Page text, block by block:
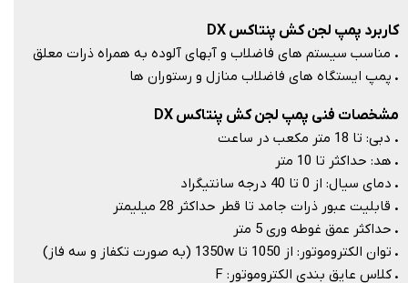
مشخصات فنی پمپ لجن کش پنتاکس DX
. دبی: تا 18 متر مکعب در ساعت
. هد: حداکثر تا 10 متر
. دمای سیال: از 0 تا 40 درجه سانتیگراد
. قابلیت عبور ذرات جامد تا قطر حداکثر 28 میلیمتر
. حداکثر عمق غوطه وری 5 متر
. توان الکتروموتور: از 1050 تا 1350w (به صورت تکفاز و سه فاز)
. کلاس عایق بندی الکتروموتور: F
کاربرد پمپ لجن کش پنتاکس DX
. مناسب سیستم های فاضلاب و آبهای آلوده به همراه ذرات معلق
. پمپ ایستگاه های فاضلاب منازل و رستوران ها